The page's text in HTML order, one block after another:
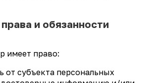
и обязанности
имеет право:
от субъекта персональных